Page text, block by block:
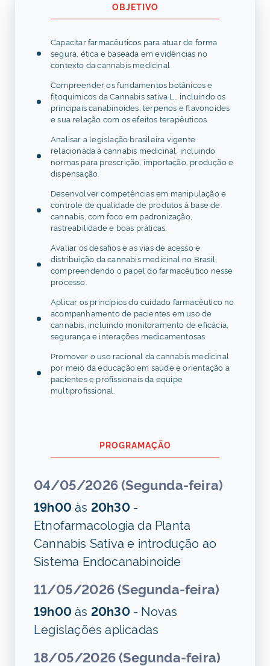
OBJETIVO
Capacitar farmacêuticos para atuar de forma
segura, ética e baseada em evidências no
contexto da cannabis medicinal
Compreender os fundamentos botânicos e
fitoquímicos da Cannabis sativa L., incluindo os
principais canabinoides, terpenos e flavonoides
e sua relação com os efeitos terapêuticos.
Analisar a legislação brasileira vigente
relacionada à cannabis medicinal, incluindo
normas para prescrição, importação, produção e
dispensação.
Desenvolver competências em manipulação e
controle de qualidade de produtos à base de
cannabis, com foco em padronização,
rastreabilidade e boas práticas.
Avaliar os desafios e as vias de acesso e
distribuição da cannabis medicinal no Brasil,
compreendendo o papel do farmacêutico nesse
processo.
Aplicar os princípios do cuidado farmacêutico no
acompanhamento de pacientes em uso de
cannabis, incluindo monitoramento de eficácia,
segurança e interações medicamentosas.
Promover o uso racional da cannabis medicinal
por meio da educação em saúde e orientação a
pacientes e profissionais da equipe
multiprofissional.
PROGRAMAÇÃO
04/05/2026 (Segunda-feira)
19h00às 20h30-
Etnofarmacologia da Planta
Cannabis Sativa e introdução ao
Sistema Endocanabinoide
11/05/2026 (Segunda-feira)
19h00às 20h30- Novas
Legislações aplicadas
18/05/2026 (Segunda-feira)